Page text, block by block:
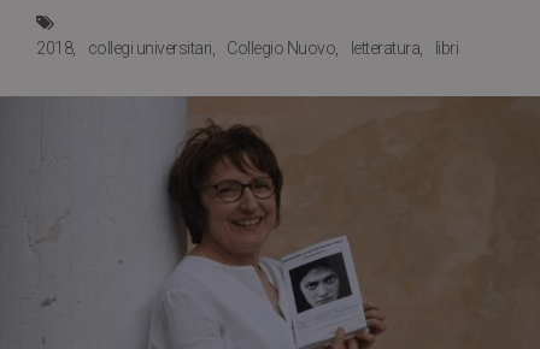
2018 collegi universitari Collegio Nuovo letteratura libri